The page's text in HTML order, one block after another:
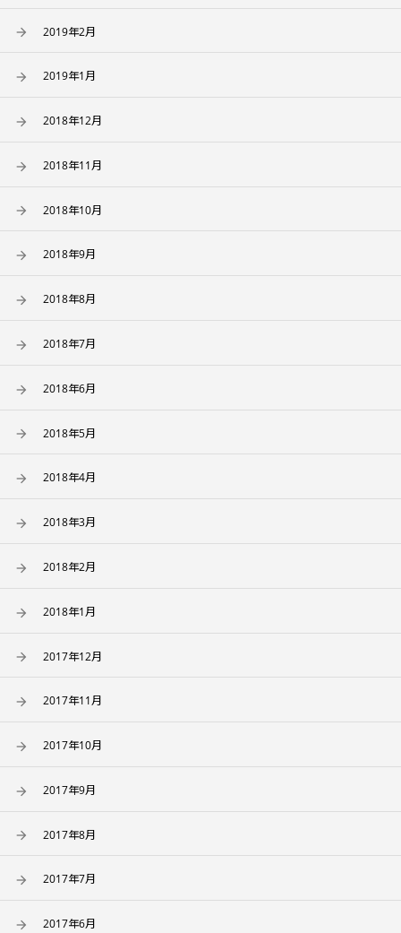
2019年2月
2019年1月
2018年12月
2018年11月
2018年10月
2018年9月
2018年8月
2018年7月
2018年6月
2018年5月
2018年4月
2018年3月
2018年2月
2018年1月
2017年12月
2017年11月
2017年10月
2017年9月
2017年8月
2017年7月
2017年6月